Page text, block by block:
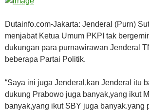
Dutainfo.com-Jakarta: Jenderal (Purn)
menjabat Ketua Umum PKPI tak
dukungan para purnawirawan Jenderal
beberapa Partai Politik.
“Saya ini juga Jenderal,kan Jenderal itu
dukung Prabowo juga banyak,yang ikut
banyak,yang ikut SBY juga banyak.yang